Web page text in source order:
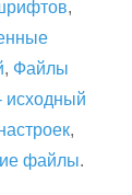
,
, Файлы
исходный
,
файлы.